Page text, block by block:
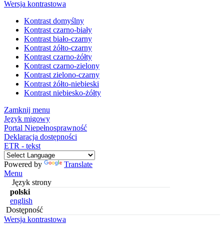
Wersja kontrastowa
Kontrast domyślny
Kontrast czarno-biały
Kontrast biało-czarny
Kontrast żółto-czarny
Kontrast czarno-żółty
Kontrast czarno-zielony
Kontrast zielono-czarny
Kontrast żółto-niebieski
Kontrast niebiesko-żółty
Zamknij menu
Język migowy
Portal Niepełnosprawność
Deklaracja dostępności
ETR - tekst
Powered by
Translate
Menu
Język strony
polski
english
Dostępność
Wersja kontrastowa